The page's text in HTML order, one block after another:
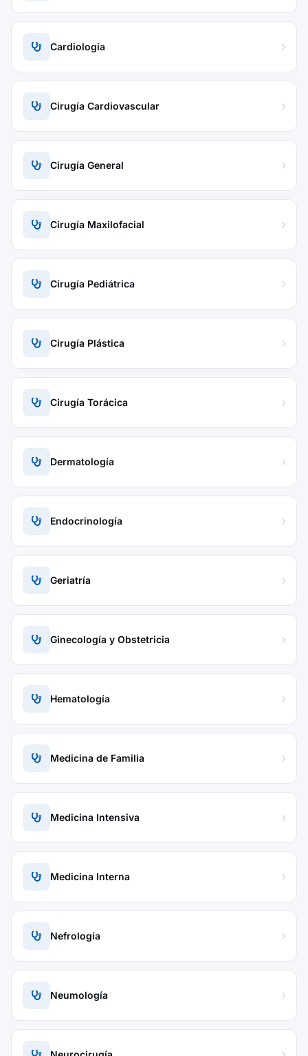
Cardiología
Cirugía Cardiovascular
Cirugía General
Cirugía Maxilofacial
Cirugía Pediátrica
Cirugía Plástica
Cirugía Torácica
Dermatología
Endocrinología
Geriatría
Ginecología y Obstetricia
Hematología
Medicina de Familia
Medicina Intensiva
Medicina Interna
Nefrología
Neumología